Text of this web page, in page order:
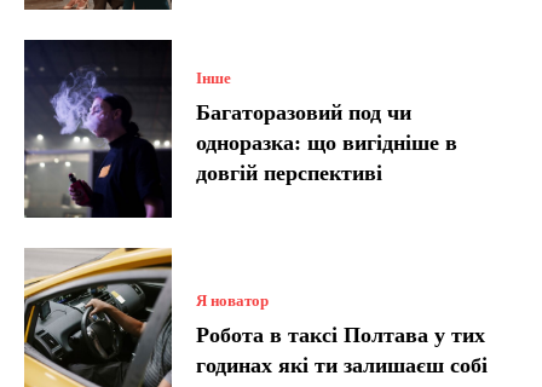
Інше
Багаторазовий под чи
одноразка: що вигідніше в
довгій перспективі
Я новатор
Робота в таксі Полтава у тих
годинах які ти залишаєш собі